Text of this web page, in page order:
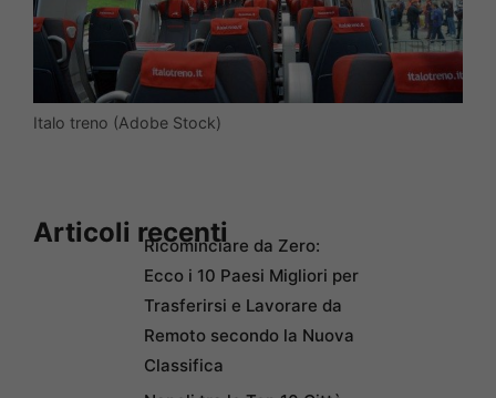
Italo treno (Adobe Stock)
Articoli recentiRicominciare da Zero:
Ecco i 10 Paesi Migliori per
Trasferirsi e Lavorare da
Remoto secondo la Nuova
Classifica